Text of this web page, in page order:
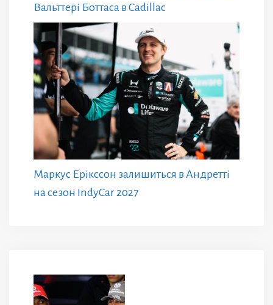
Вальттері Боттаса в Cadillac
Маркус Ерікссон залишиться в Андретті
на сезон IndyCar 2027